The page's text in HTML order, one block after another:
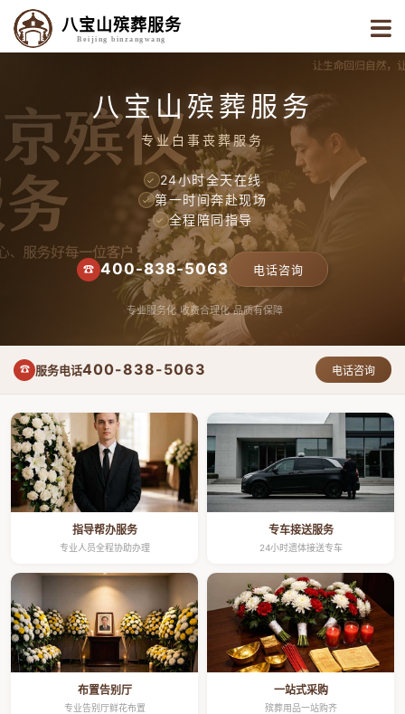
八宝山殡葬服务
Beijing binzangwang
八宝山殡葬服务
专业白事丧葬服务
✓ 24小时全天在线
✓ 第一时间奔赴现场
✓ 全程陪同指导
☎ 400-838-5063 电话咨询
专业服务化 收费合理化 品质有保障
☎ 服务电话400-838-5063 电话咨询
指导帮办服务
专业人员全程协助办理
专车接送服务
24小时遗体接送专车
布置告别厅
专业告别厅鲜花布置
一站式采购
殡葬用品一站购齐